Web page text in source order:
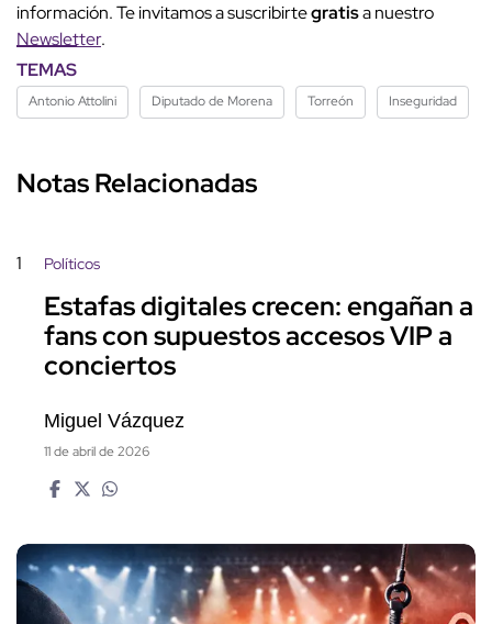
información. Te invitamos a suscribirtegratisa nuestro
Newsletter.
TEMAS
Antonio Attolini Diputado de Morena Torreón Inseguridad
Notas Relacionadas
1 Políticos
Estafas digitales crecen: engañan a
fans con supuestos accesos VIP a
conciertos
Miguel Vázquez
11 de abril de 2026